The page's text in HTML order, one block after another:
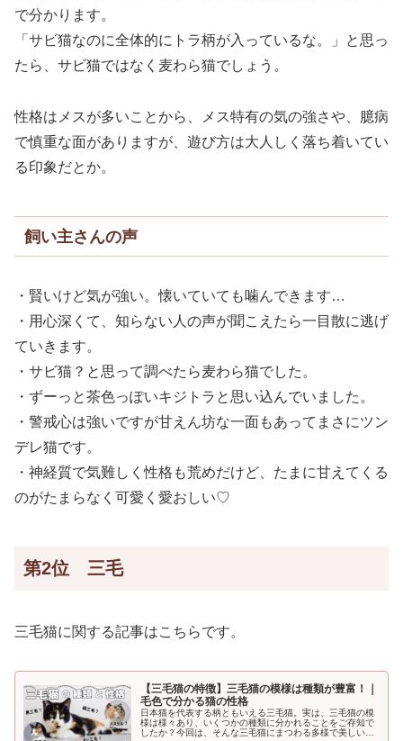
で分かります。
「サビ猫なのに全体的にトラ柄が入っているな。」と思っ
たら、サビ猫ではなく麦わら猫でしょう。
性格はメスが多いことから、メス特有の気の強さや、臆病
で慎重な面がありますが、遊び方は大人しく落ち着いてい
る印象だとか。
飼い主さんの声
・賢いけど気が強い。懐いていても噛んできます…
・用心深くて、知らない人の声が聞こえたら一目散に逃げ
ていきます。
・サビ猫？と思って調べたら麦わら猫でした。
・ずーっと茶色っぽいキジトラと思い込んでいました。
・警戒心は強いですが甘えん坊な一面もあってまさにツン
デレ猫です。
・神経質で気難しく性格も荒めだけど、たまに甘えてくる
のがたまらなく可愛く愛おしい♡
第2位 三毛
三毛猫に関する記事はこちらです。
【三毛猫の特徴】三毛猫の模様は種類が豊富！｜
毛色で分かる猫の性格
日本猫を代表する柄ともいえる三毛猫。実は、三毛猫の模
様は様々あり、いくつかの種類に分かれることをご存知で
したか？今回は、そんな三毛猫にまつわる多様で美しい毛